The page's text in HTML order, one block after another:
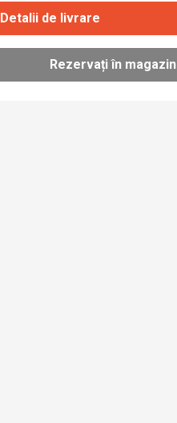
Detalii de livrare
Rezervați în magazin